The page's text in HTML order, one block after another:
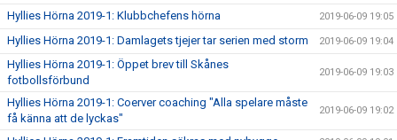
Hyllies Hörna 2019-1: Klubbchefens hörna 2019-06-09 19:05
Hyllies Hörna 2019-1: Damlagets tjejer tar serien med storm 2019-06-09 19:04
Hyllies Hörna 2019-1: Öppet brev till Skånes
fotbollsförbund
2019-06-09 19:03
Hyllies Hörna 2019-1: Coerver coaching "Alla spelare måste
få känna att de lyckas"
2019-06-09 19:02